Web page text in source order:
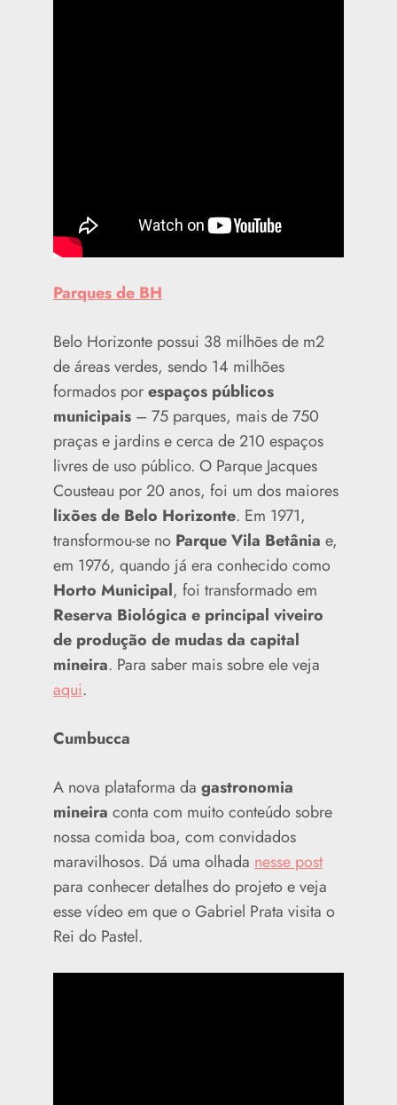
Parques de BH
Belo Horizonte possui 38 milhões de m2
de áreas verdes, sendo 14 milhões
formados porespaços públicos
municipais – 75 parques, mais de 750
praças e jardins e cerca de 210 espaços
livres de uso público. O Parque Jacques
Cousteau por 20 anos, foi um dos maiores
lixões de Belo Horizonte. Em 1971,
transformou-se no Parque Vila Betânia e,
em 1976, quando já era conhecido como
Horto Municipal, foi transformado em
Reserva Biológica e principal viveiro
de produção de mudas da capital
mineira. Para saber mais sobre ele veja
aqui.
Cumbucca
A nova plataforma da gastronomia
mineira conta com muito conteúdo sobre
nossa comida boa, com convidados
maravilhosos. Dá uma olhada nesse post
para conhecer detalhes do projeto e veja
esse vídeo em que o Gabriel Prata visita o
Rei do Pastel.